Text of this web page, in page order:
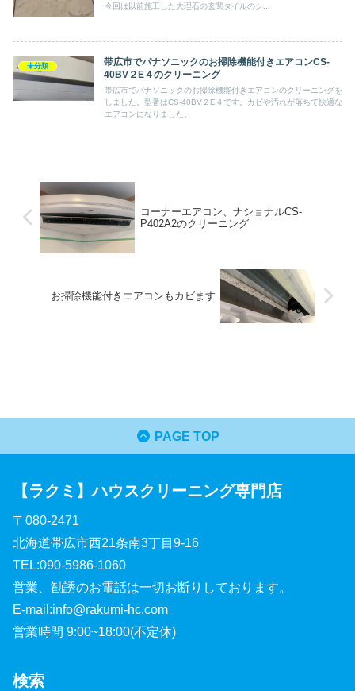
今回は以前施工した大理石の玄関タイルのシ...
未分類
帯広市でパナソニックのお掃除機能付きエアコンCS-
40BV２E４のクリーニング
帯広市でパナソニックのお掃除機能付きエアコンのクリーニングを
しました。型番はCS-40BV２E４です。カビや汚れが落ちて快適な
エアコンになりました。
コーナーエアコン、ナショナルCS-
P402A2のクリーニング
お掃除機能付きエアコンもカビます
PAGE TOP
【ラクミ】ハウスクリーニング専門店
〒080-2471
北海道帯広市西21条南3丁目9-16
TEL:090-5986-1060
営業、勧誘のお電話は一切お断りしております。
E-mail:info@rakumi-hc.com
営業時間 9:00~18:00(不定休)
検索